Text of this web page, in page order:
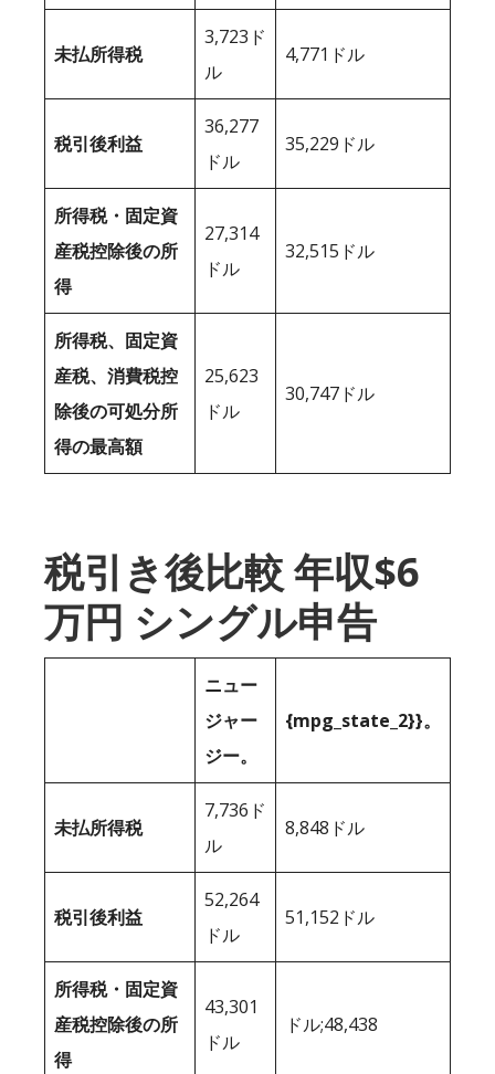
未払所得税
3,723ド
ル
4,771ドル
税引後利益
36,277
ドル
35,229ドル
所得税・固定資
産税控除後の所
得
27,314
ドル
32,515ドル
所得税、固定資
産税、消費税控
除後の可処分所
得の最高額
25,623
ドル
30,747ドル
税引き後比較 年収$6
万円 シングル申告
ニュー
ジャー
ジー。
{mpg_state_2}}。
未払所得税
7,736ド
ル
8,848ドル
税引後利益
52,264
ドル
51,152ドル
所得税・固定資
産税控除後の所
得
43,301
ドル
ドル;48,438